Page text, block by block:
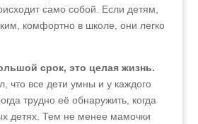
само собой. Если детям,
комфортно в школе, они легко
срок, это целая жизнь.
что все дети умны и у каждого
трудно её обнаружить, когда
детях. Тем не менее мамочки